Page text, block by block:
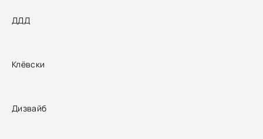
ДДД
Клёвски
Дизвайб